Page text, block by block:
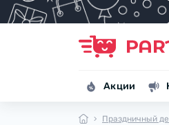
Акции
Праздничный